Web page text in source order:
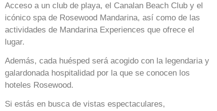
Acceso a un club de playa, el Canalan Beach Club y el
icónico spa de Rosewood Mandarina, así como de las
actividades de Mandarina Experiences que ofrece el
lugar.
Además, cada huésped será acogido con la legendaria y
galardonada hospitalidad por la que se conocen los
hoteles Rosewood.
Si estás en busca de vistas espectaculares,